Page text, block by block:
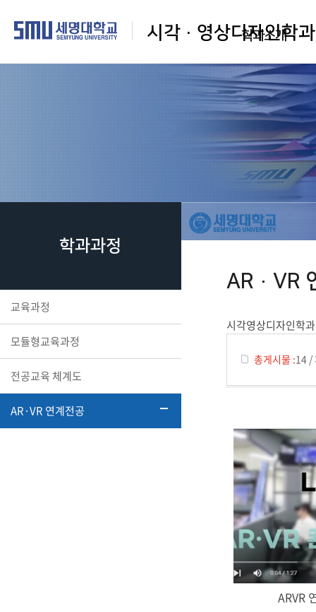
시각·영상디자인학과
학과소개
학과과정
교육과정
모듈형교육과정
전공교육 체계도
AR·VR 연계전공
AR·VR
시각영상디자인학
총게시물 :14 /
ARVR